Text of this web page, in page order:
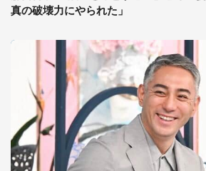
真の破壊力にやられた」